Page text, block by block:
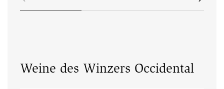
Weine des Winzers Occidental